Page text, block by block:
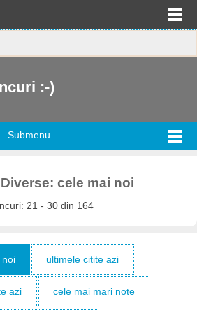
:-)
Submenu
cele mai noi
21 - 30 din 164
noi ultimele citite azi
azi cele mai mari note